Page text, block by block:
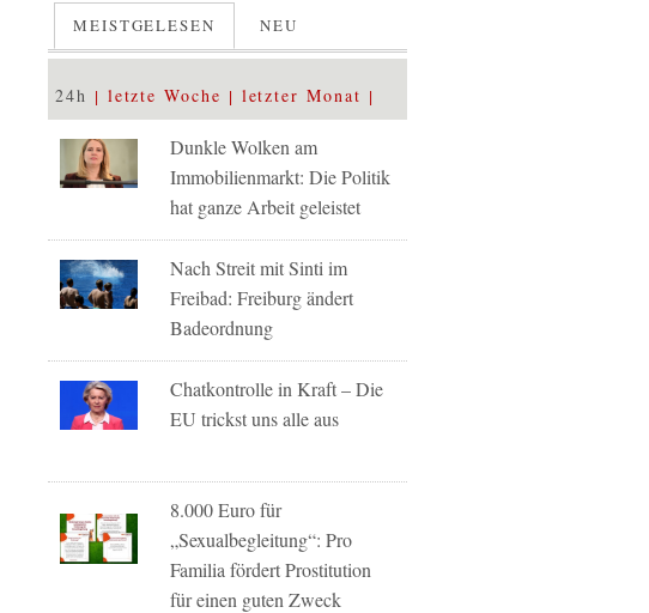
MEISTGELESEN NEU
24h letzte Woche letzter Monat
Dunkle Wolken am
Immobilienmarkt: Die Politik
hat ganze Arbeit geleistet
Nach Streit mit Sinti im
Freibad: Freiburg ändert
Badeordnung
Chatkontrolle in Kraft – Die
EU trickst uns alle aus
8.000 Euro für
„Sexualbegleitung“: Pro
Familia fördert Prostitution
für einen guten Zweck